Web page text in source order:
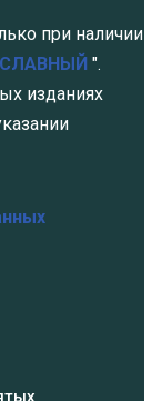
при наличии
".
изданиях